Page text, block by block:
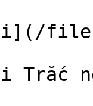
files/
Trắc